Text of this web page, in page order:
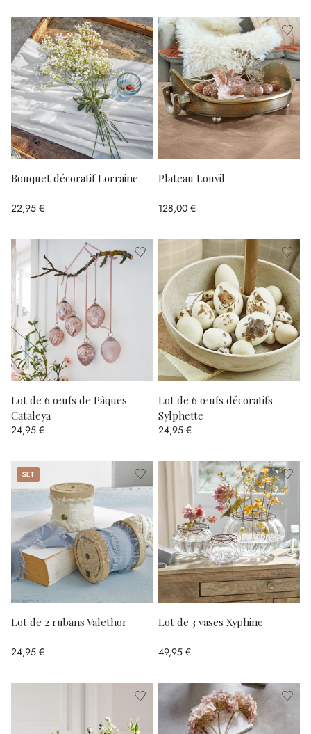
Bouquet décoratif Lorraine
22,95 €
Plateau Louvil
128,00 €
Lot de 6 œufs de Pâques
Cataleya
24,95 €
Lot de 6 œufs décoratifs
Sylphette
24,95 €
Set
Lot de 2 rubans Valethor
24,95 €
Lot de 3 vases Xyphine
49,95 €